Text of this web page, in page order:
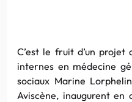
C’est le fruit d’un
internes en médecine
sociaux Marine
Aviscène, inaugurent en